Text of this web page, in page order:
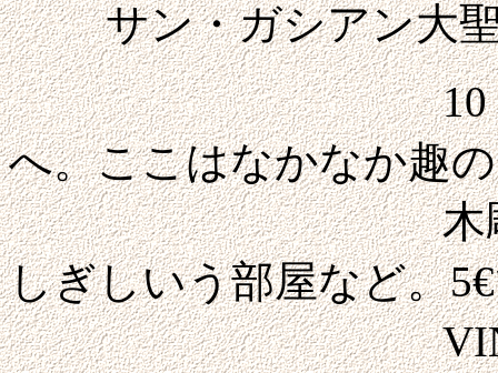
サン・ガシアン大
10：00すぎ
へ。ここはなかなか趣
木彫り装飾の
しぎしいう部屋など。
VINCENT展を